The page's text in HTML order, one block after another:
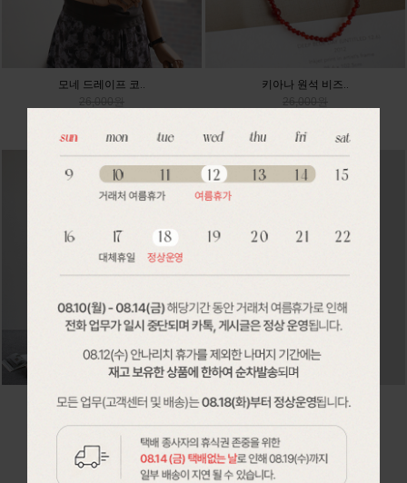
모네 드레이프 코..
키아나 원석 비즈..
디안 플리츠 세트..
블랑 밴딩 플라워..